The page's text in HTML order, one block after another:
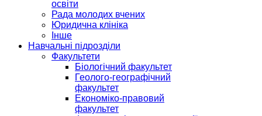
освіти
Рада молодих вчених
Юридична клініка
Інше
Навчальні підрозділи
Факультети
Біологічний факультет
Геолого-географічний
факультет
Економіко-правовий
факультет